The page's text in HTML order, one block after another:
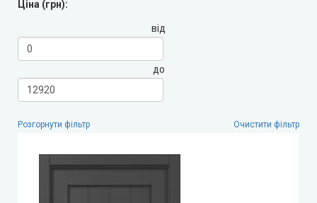
LEADOR (Леадор)
Leador Express (Леадор Експрес)
Ціна (грн):
від
до
Розгорнути фільтр Очистити фільтр